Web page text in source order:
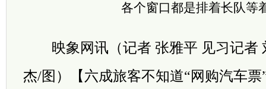
各个窗口都是排着长队等
映象网讯（记者 张雅平 见习记者
杰/图）【六成旅客不知道“网购汽车票